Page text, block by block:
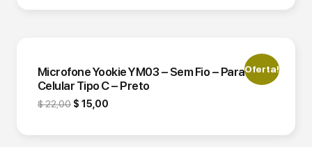
Oferta!
Microfone Yookie YM03 – Sem Fio – Para
Celular Tipo C – Preto
$22,00 $ 15,00